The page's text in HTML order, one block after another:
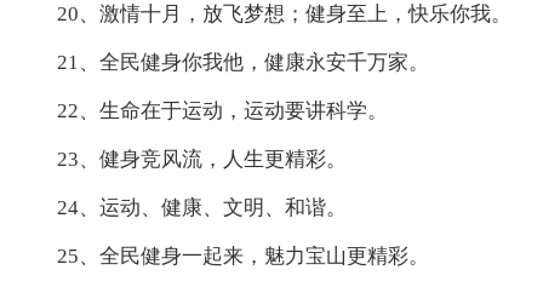
20、激情十月，放飞梦想；健身至上，快乐你我。
21、全民健身你我他，健康永安千万家。
22、生命在于运动，运动要讲科学。
23、健身竞风流，人生更精彩。
24、运动、健康、文明、和谐。
25、全民健身一起来，魅力宝山更精彩。